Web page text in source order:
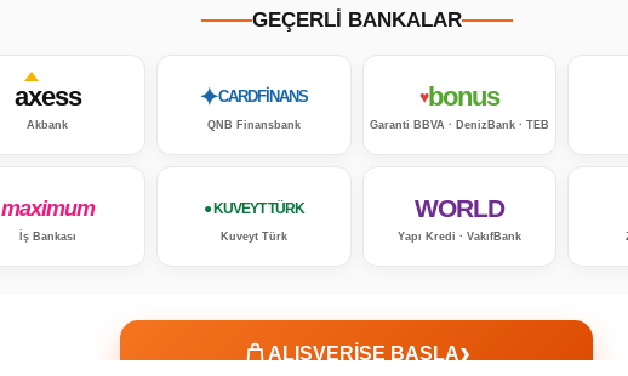
GEÇERLİ BANKALAR
axess
Akbank
✦CARDFİNANS
QNB Finansbank
♥bonus
Garanti BBVA · DenizBank · TEB
maximum
İş Bankası
● KUVEYT TÜRK
Kuveyt Türk
WORLD
Yapı Kredi · VakıfBank
ALIŞVERİŞE BAŞLA›